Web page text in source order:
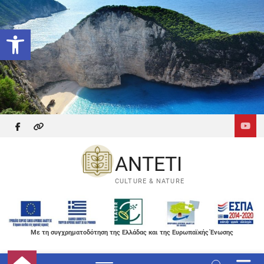
Ανοίξτε τη γραμμή εργαλείων
Skip
to
content
facebook
themefreesia
ANTETI
CULTURE & NATURE
Με τη συγχρηματοδότηση της Ελλάδας και της Ευρωπαϊκής Ένωσης
M